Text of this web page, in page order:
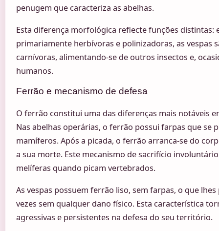
penugem que caracteriza as abelhas.
Esta diferença morfológica reflecte funções distintas:
primariamente herbívoras e polinizadoras, as vespas
carnívoras, alimentando-se de outros insectos e,
humanos.
Ferrão e mecanismo de defesa
O ferrão constitui uma das diferenças mais notáveis
Nas abelhas operárias, o ferrão possui farpas que se
mamíferos. Após a picada, o ferrão arranca-se do
a sua morte. Este mecanismo de sacrifício
melíferas quando picam vertebrados.
As vespas possuem ferrão liso, sem farpas, o que
vezes sem qualquer dano físico. Esta característica
agressivas e persistentes na defesa do seu território.